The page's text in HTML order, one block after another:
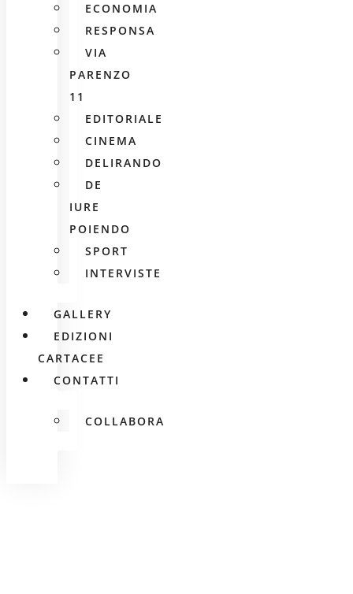
ECONOMIA
RESPONSA
VIA
PARENZO
11
EDITORIALE
CINEMA
DELIRANDO
DE
IURE
POIENDO
SPORT
INTERVISTE
GALLERY
EDIZIONI
CARTACEE
CONTATTI
COLLABORA